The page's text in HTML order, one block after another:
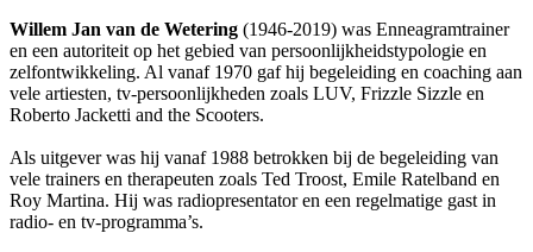
Willem Jan van de Wetering (1946-2019) was Enneagramtrainer
en een autoriteit op het gebied van persoonlijkheidstypologie en
zelfontwikkeling. Al vanaf 1970 gaf hij begeleiding en coaching aan
vele artiesten, tv-persoonlijkheden zoals LUV, Frizzle Sizzle en
Roberto Jacketti and the Scooters.
Als uitgever was hij vanaf 1988 betrokken bij de begeleiding van
vele trainers en therapeuten zoals Ted Troost, Emile Ratelband en
Roy Martina. Hij was radiopresentator en een regelmatige gast in
radio- en tv-programma’s.